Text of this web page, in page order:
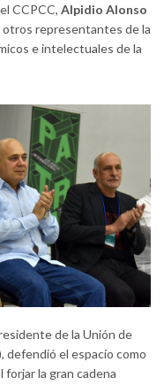
CCPCC, Alpidio Alonso
otros representantes de la
e intelectuales de la
de la Unión de
defendió el espacio como
forjar la gran cadena